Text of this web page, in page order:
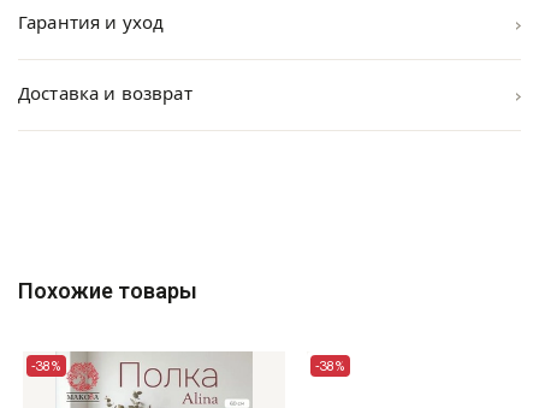
Гарантия и уход ›
Доставка и возврат ›
Похожие товары
-38% -38%